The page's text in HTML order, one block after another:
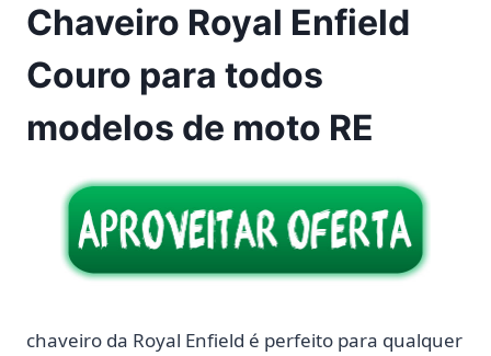
Chaveiro Royal Enfield
Couro para todos
modelos de moto RE
chaveiro da Royal Enfield é perfeito para qualquer